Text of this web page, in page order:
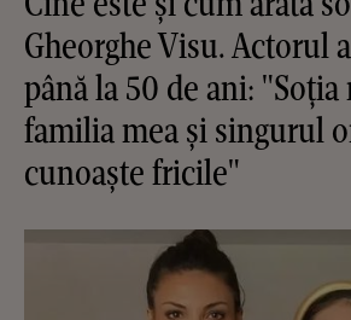
Gheorghe Visu. Actorul
până la 50 de ani: "Soția
familia mea și singurul
cunoaște fricile"